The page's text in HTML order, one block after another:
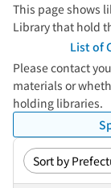
This page shows
Library that hold
List of
Please contact
materials or
holding libraries.